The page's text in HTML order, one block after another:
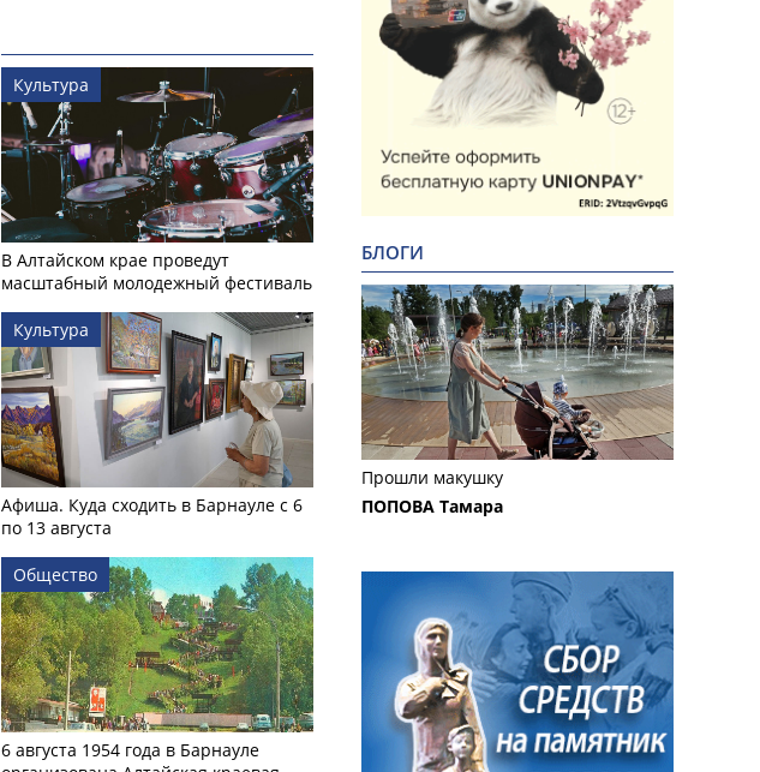
Культура
В Алтайском крае проведут
масштабный молодежный фестиваль
Культура
Афиша. Куда сходить в Барнауле с 6
по 13 августа
Общество
6 августа 1954 года в Барнауле
БЛОГИ
Прошли макушку
ПОПОВА Тамара